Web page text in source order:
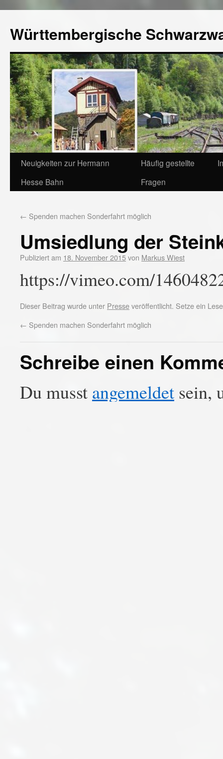
Württembergische
Neuigkeiten zur Hermann
Hesse Bahn
Häufig gestellte
Fragen
← Spenden machen Sonderfahrt möglich
Umsiedlung der
Publiziert am 18. November 2015von Markus Wiest
https://vimeo.com/
Dieser Beitrag wurde unter Presseveröffentlicht. Setze ein
← Spenden machen Sonderfahrt möglich
Schreibe einen
Du musst angemeldet sein,